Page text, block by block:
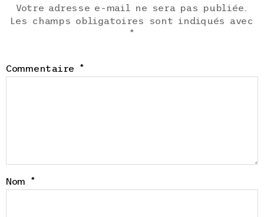
Votre adresse e-mail ne sera pas publiée.
Les champs obligatoires sont indiqués avec
*
Commentaire *
Nom *